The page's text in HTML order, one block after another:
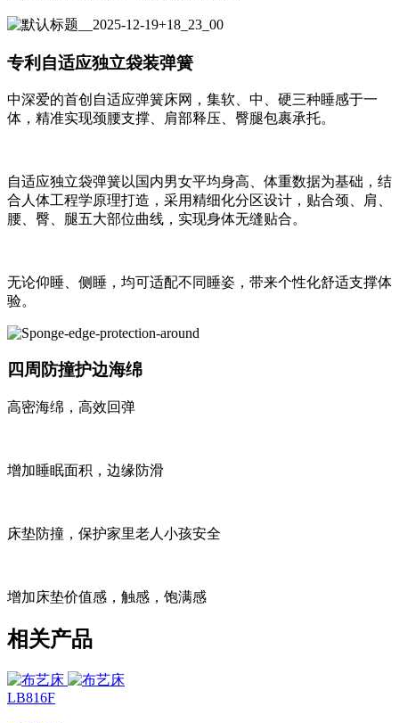
专利自适应独立袋装弹簧
中深爱的首创自适应弹簧床网，集软、中、硬三种睡感于一
体，精准实现颈腰支撑、肩部释压、臀腿包裹承托。
自适应独立袋弹簧以国内男女平均身高、体重数据为基础，结
合人体工程学原理打造，采用精细化分区设计，贴合颈、肩、
腰、臀、腿五大部位曲线，实现身体无缝贴合。
无论仰睡、侧睡，均可适配不同睡姿，带来个性化舒适支撑体
验。
四周防撞护边海绵
高密海绵，高效回弹
增加睡眠面积，边缘防滑
床垫防撞，保护家里老人小孩安全
增加床垫价值感，触感，饱满感
相关产品
LB816F